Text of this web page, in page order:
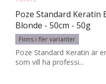
Poze Standard Keratin
Blonde - 50cm - 50g
Finns i fler varianter
Poze Standard Keratin är
som vill ha professi...